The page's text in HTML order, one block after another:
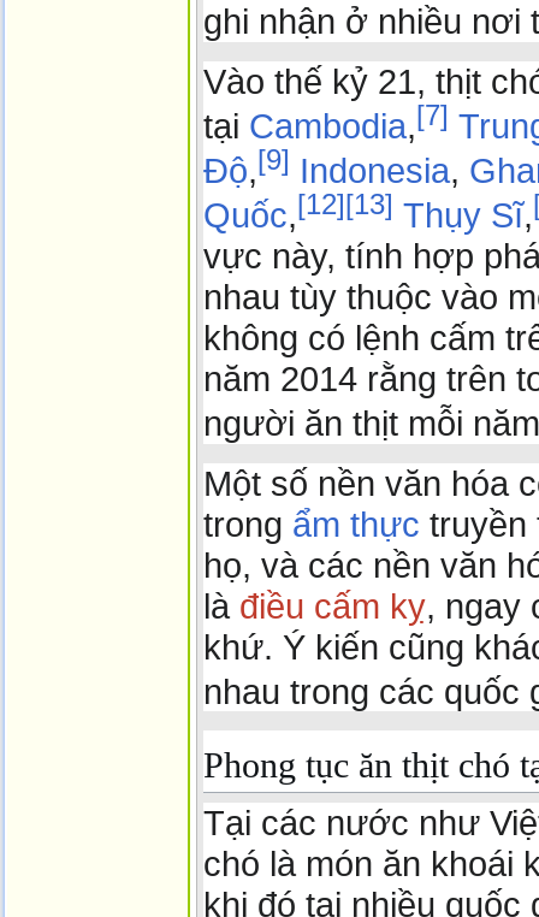
ghi nhận ở nhiều nơi
Vào thế kỷ 21, thịt
tại Cambodia,[7]
Độ,[9] Indonesia,
Quốc,[12][13] Thụy Sĩ,
vực này, tính hợp
nhau tùy thuộc vào
không có lệnh cấm
năm 2014 rằng trên
người ăn thịt mỗi
Một số nền văn hóa
trong ẩm thực truyền
họ, và các nền văn
là điều cấm kỵ, ngay
khứ. Ý kiến ​​cũng
nhau trong các quốc
Phong tục ăn thịt chó
Tại các nước như
chó là món ăn khoái
khi đó tại nhiều quốc